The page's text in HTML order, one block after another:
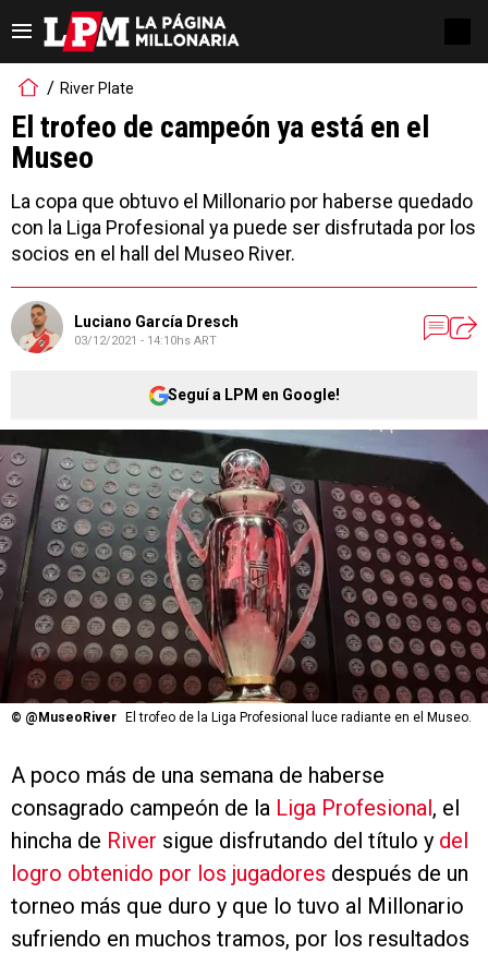
River Plate
El trofeo de campeón ya está en el
Museo
La copa que obtuvo el Millonario por haberse quedado
con la Liga Profesional ya puede ser disfrutada por los
socios en el hall del Museo River.
Luciano García Dresch
03/12/2021 - 14:10hs ART
Seguí a LPM en Google!
© @MuseoRiver El trofeo de la Liga Profesional luce radiante en el Museo.
A poco más de una semana de haberse
consagrado campeón de la Liga Profesional , el
hincha de River sigue disfrutando del título y del
logro obtenido por los jugadores después de un
torneo más que duro y que lo tuvo al Millonario
sufriendo en muchos tramos, por los resultados